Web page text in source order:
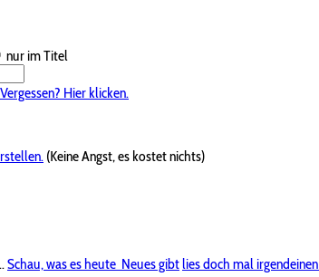
nur im Titel
Vergessen? Hier klicken.
(Keine Angst, es kostet nichts)
Schau, was es heute Neues gibtlies doch mal irgendeinen